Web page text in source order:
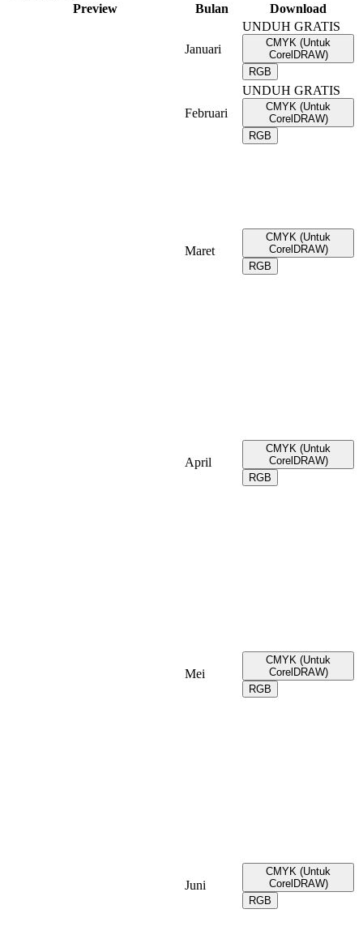
Preview
Bulan Download
Januari
UNDUH GRATIS
CMYK (Untuk
CorelDRAW)
RGB
Februari
UNDUH GRATIS
CMYK (Untuk
CorelDRAW)
RGB
Maret
CMYK (Untuk
CorelDRAW)
RGB
April
CMYK (Untuk
CorelDRAW)
RGB
Mei
CMYK (Untuk
CorelDRAW)
RGB
Juni
CMYK (Untuk
CorelDRAW)
RGB